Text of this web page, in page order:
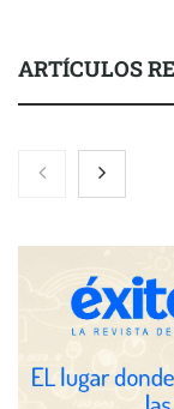
ARTÍCULOS
El nuevo mapa de
legales para
La luz roja, el
después del sol
Eulalia Roig lanza
entrevistas y